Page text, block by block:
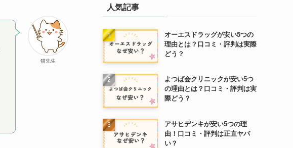
猫先生
人気記事
オーエスドラッグが安い5つの
理由とは？口コミ・評判は実際
どう？
よつば会クリニックが安い5つ
の理由とは？口コミ・評判は実
際どう？
アサヒデンキが安い5つの理
由！口コミ・評判は正直ヤバ
い？